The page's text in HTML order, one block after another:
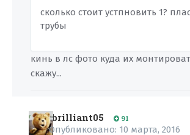
сколько стоит устпновить 1?
трубы
кинь в лс фото куда их
скажу...
brilliant05 91
Опубликовано: 10 марта, 2016